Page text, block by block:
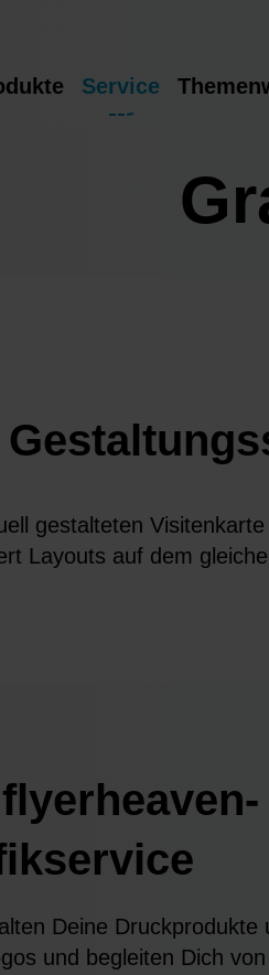
Service
gestalteten
Layouts auf dem
Deine Druckprodukte
und begleiten Dich